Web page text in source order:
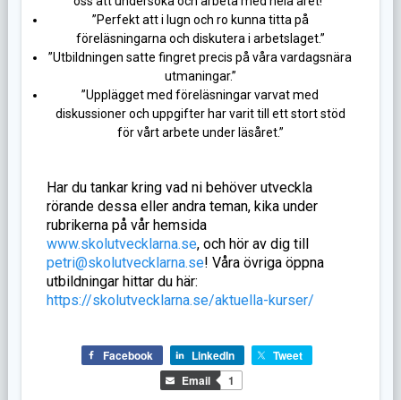
”Perfekt att i lugn och ro kunna titta på
föreläsningarna och diskutera i arbetslaget.”
”Utbildningen satte fingret precis på våra vardagsnära
utmaningar.”
”Upplägget med föreläsningar varvat med
diskussioner och uppgifter har varit till ett stort stöd
för vårt arbete under läsåret.”
Har du tankar kring vad ni behöver utveckla
rörande dessa eller andra teman, kika under
rubrikerna på vår hemsida
www.skolutvecklarna.se, och hör av dig till
petri@skolutvecklarna.se! Våra övriga öppna
utbildningar hittar du här:
https://skolutvecklarna.se/aktuella-kurser/
Facebook LinkedIn
Tweet
Email
1